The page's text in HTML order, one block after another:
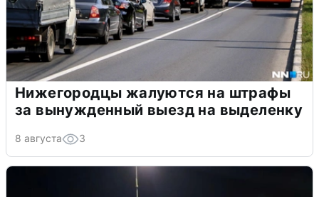
Нижегородцы жалуются на штрафы
за вынужденный выезд на выделенку
8 августа 3